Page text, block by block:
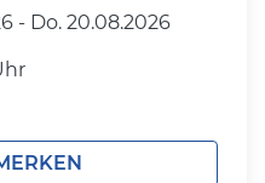
- Do. 20.08.2026